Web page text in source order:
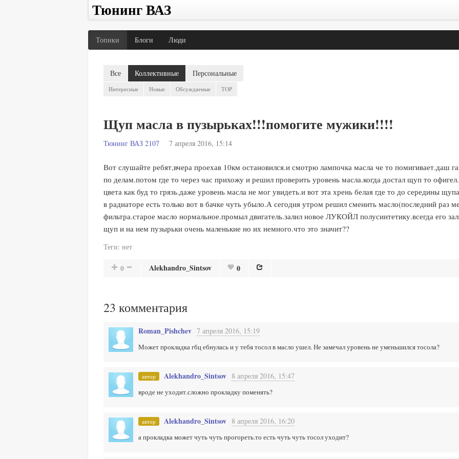
Тюнинг ВАЗ
Топики Блоги Люди
Все Коллективные Персональные
Интересные Новые Обсуждаемые TOP
Щуп масла в пузырьках!!!помогите мужики!!!!
Тюнинг ВАЗ 2107 7 апреля 2016, 15:14
Вот слушайте ребят,вчера проехав 10км остановился.и смотрю лампочка масла че то помигивает.даш
по делам.потом где то через час прихожу и решил проверить уровень масла.когда достал щуп то
цвета как буд то грязь.даже уровень масла не мог увидеть.и вот эта хрень белая где то до середины
в радиаторе есть только вот в бачке чуть убыло.А сегодня утром решил сменить масло(последний раз
фильтра.старое масло нормальное.промыл двигатель.залил новое ЛУКОЙЛ полусинтетику.всегда его
щуп и на нем пузырьки очень маленькие но их немного.что это значит??
Теги: нет
0 Alekhandro_Sintsov 0
23 комментария
Roman_Pishchev 7 апреля 2016, 15:19
Может прокладка гбц ебнулась и у тебя тосол в масло ушел. Не замечал уровень не уменьшился тосола?
автор Alekhandro_Sintsov 8 апреля 2016, 15:47
вроде не уходит.сложно прокладку поменять?
автор Alekhandro_Sintsov 8 апреля 2016, 16:20
а прокладка может чуть чуть прогореть.то есть чуть чуть тосол уходит?